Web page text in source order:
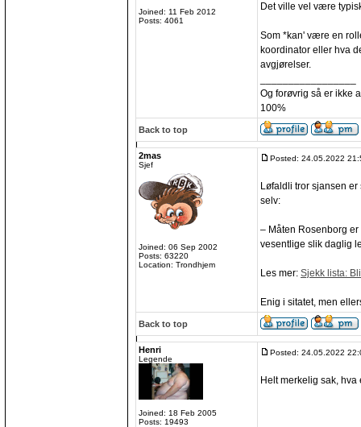
Joined: 11 Feb 2012
Posts: 4061
Det ville vel være
Som *kan' være en
koordinator eller hva
avgjørelser.
Og forøvrig så er ikke
100%
Back to top
2mas
Sjef
Joined: 06 Sep 2002
Posts: 63220
Location: Trondhjem
Posted: 24.05.2022
Løfaldli tror sjansen
selv:
– Måten Rosenborg
vesentlige slik daglig
Les mer: Sjekk lista:
Enig i sitatet, men
Back to top
Henri
Legende
Joined: 18 Feb 2005
Posts: 19493
Posted: 24.05.2022
Helt merkelig sak,